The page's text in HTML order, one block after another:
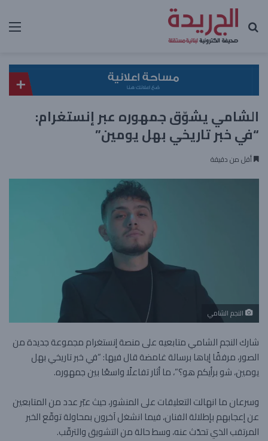
بحث عن
الشامي يشوّق جمهوره عبر إنستغرام:
“في خبر تاريخي بهل يومين”
أقل من دقيقة
النجم الشامي
شارك النجم الشامي متابعيه على منصة إنستغرام مجموعة جديدة من
الصور، مرفقًا إياها برسالة غامضة قال فيها: “في خبر تاريخي بهل
يومين، شو برأيكم هو؟”، ما أثار تفاعلًا واسعًا بين جمهوره.
وسرعان ما انهالت التعليقات على المنشور، حيث عبّر عدد من المتابعين
عن إعجابهم بإطلالة الفنان، فيما انشغل آخرون بمحاولة توقّع الخبر
المرتقب الذي تحدّث عنه، وسط حالة من التشويق والترقّب.